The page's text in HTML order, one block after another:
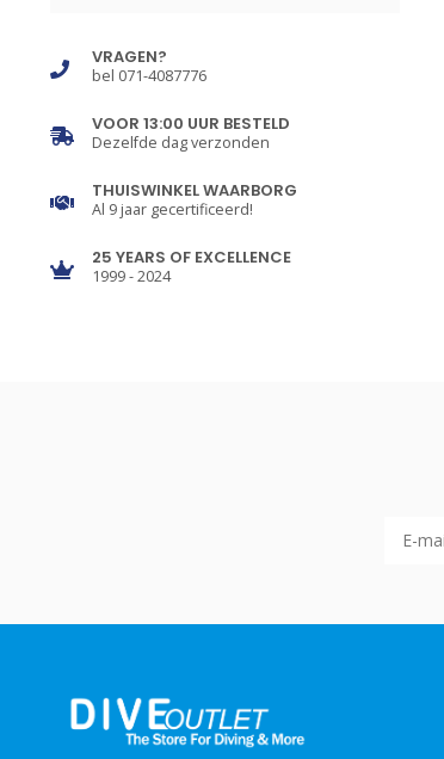
VRAGEN?
bel 071-4087776
VOOR 13:00 UUR BESTELD
Dezelfde dag verzonden
THUISWINKEL WAARBORG
Al 9 jaar gecertificeerd!
25 YEARS OF EXCELLENCE
1999 - 2024